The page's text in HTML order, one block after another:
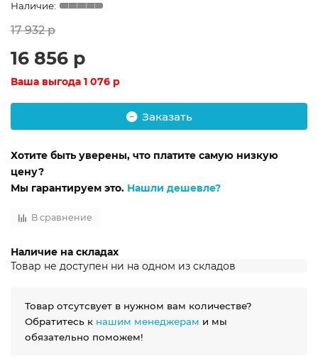
17 932 р
16 856 р
Ваша выгода 1 076 р
Заказать
Хотите быть уверены, что платите самую низкую
цену?
Мы гарантируем это. Нашли дешевле?
В сравнение
Наличие на складах
Товар не доступен ни на одном из складов
Товар отсутсвует в нужном вам количестве?
Обратитесь к нашим менеджерам и мы
обязательно поможем!